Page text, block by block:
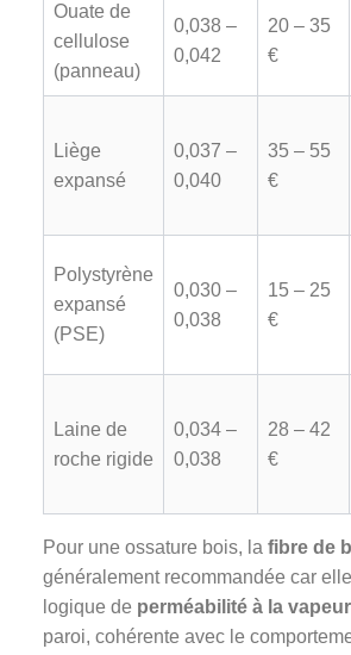
Ouate de
cellulose
(panneau)
0,038 –
0,042
20 – 35
€
Liège
expansé
0,037 –
0,040
35 – 55
€
Polystyrène
expansé
(PSE)
0,030 –
0,038
15 – 25
€
Laine de
roche rigide
0,034 –
0,038
28 – 42
€
Pour une ossature bois, la fibre de
généralement recommandée car
logique de perméabilité à la vapeur
paroi, cohérente avec le